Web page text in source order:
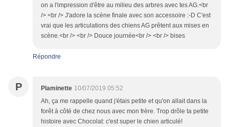
on a l'impression d'être au milieu des arbres avec tes AG.<br
/> <br /> J'adore la scène finale avec son accessoire :-D C'est
vrai que les articulations des chiens AG prêtent aux mises en
scène.<br /> <br /> Douce journée<br /> <br /> bises
Répondre
P Plaminette 10/07/2019 05:52
Ah, ça me rappelle quand j'étais petite et qu'on allait dans la
forêt à côté de chez nous avec mon frère. Trop drôle ta petite
histoire avec Chocolat: c'est super le chien articulé!